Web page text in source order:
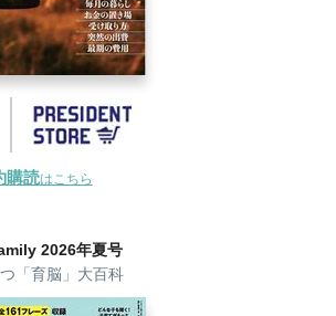
購読はこちら
2026年夏号
「育脳」大百科